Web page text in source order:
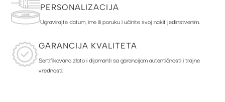
PERSONALIZACIJA
Ugravirajte datum, ime ili poruku i učinite svoj nakit jedinstvenim.
GARANCIJA KVALITETA
Sertifikovano zlato i dijamanti sa garancijom autentičnosti i trajne
vrednosti.